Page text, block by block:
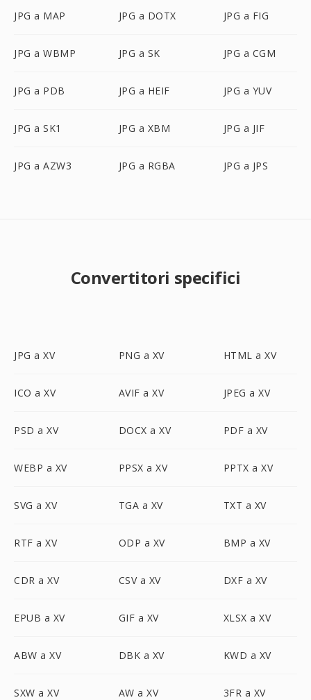
JPG a MAP JPG a DOTX JPG a FIG
JPG a WBMP JPG a SK JPG a CGM
JPG a PDB JPG a HEIF JPG a YUV
JPG a SK1 JPG a XBM JPG a JIF
JPG a AZW3 JPG a RGBA JPG a JPS
Convertitori specifici
JPG a XV PNG a XV HTML a XV
ICO a XV AVIF a XV JPEG a XV
PSD a XV DOCX a XV PDF a XV
WEBP a XV PPSX a XV PPTX a XV
SVG a XV TGA a XV TXT a XV
RTF a XV ODP a XV BMP a XV
CDR a XV CSV a XV DXF a XV
EPUB a XV GIF a XV XLSX a XV
ABW a XV DBK a XV KWD a XV
SXW a XV AW a XV 3FR a XV